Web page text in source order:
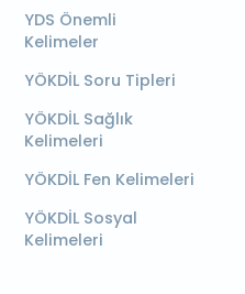
YDS Önemli
Kelimeler
YÖKDİL Soru Tipleri
YÖKDİL Sağlık
Kelimeleri
YÖKDİL Fen Kelimeleri
YÖKDİL Sosyal
Kelimeleri